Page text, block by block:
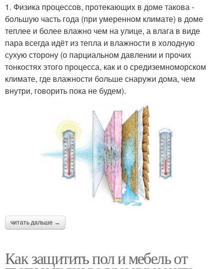
1. Физика процессов, протекающих в доме такова -
большую часть года (при умеренном климате) в доме
теплее и более влажно чем на улице, а влага в виде
пара всегда идёт из тепла и влажности в холодную
сухую сторону (о парциальном давлении и прочих
тонкостях этого процесса, как и о средиземноморском
климате, где влажности больше снаружи дома, чем
внутри, говорить пока не будем).
читать дальше →
Как защитить пол и мебель от